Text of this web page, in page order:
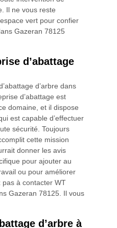
Il ne vous reste
vert pour confier
Gazeran 78125
d’abattage
d’arbre dans
d’abattage est
domaine, et il dispose
est capable d’effectuer
sécurité. Toujours
cette mission
donner les avis
pour ajouter au
ou pour améliorer
pas à contacter WT
Gazeran 78125. Il vous
d’arbre à